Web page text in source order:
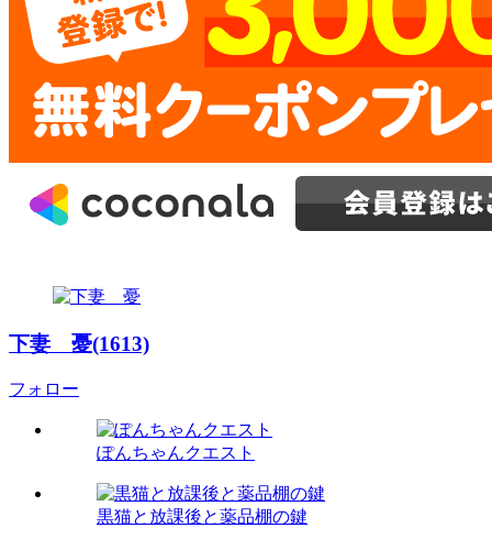
下妻 憂(1613)
フォロー
ぽんちゃんクエスト
黒猫と放課後と薬品棚の鍵